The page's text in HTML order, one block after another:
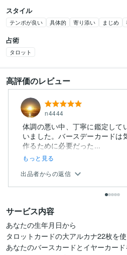
スタイル
テンポが良い 具体的 寄り添い まじめ
占術
タロット
高評価のレビュー
n4444
体調の悪い中、丁寧に鑑定して
いました。バースデーカードは
作るために必要だった...
もっと見る
出品者からの返信
サービス内容
あなたの生年月日から
タロットカードの大アルカナ22枚を使
あなたのバースカードとイヤーカード